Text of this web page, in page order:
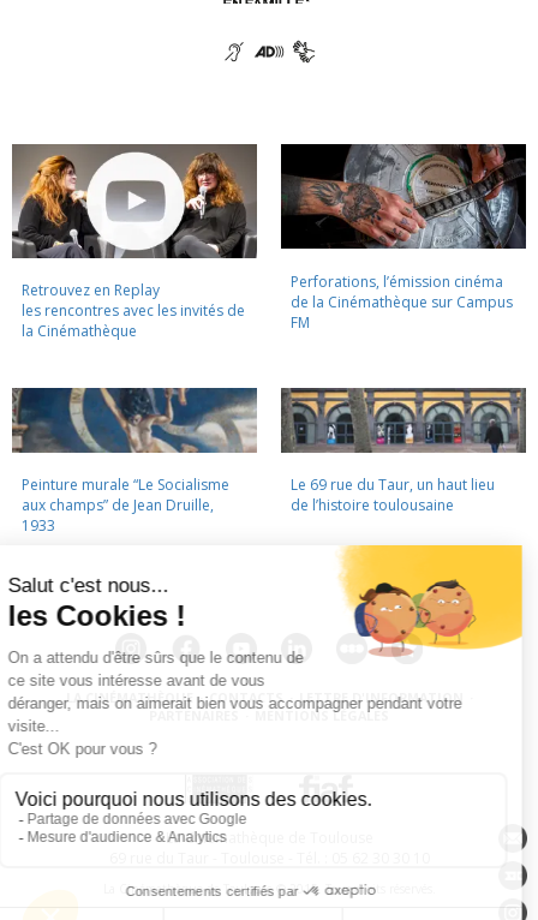
Retrouvez en Replay
les rencontres avec les invités de
la Cinémathèque
Perforations, l’émission cinéma
de la Cinémathèque sur Campus
FM
Peinture murale “Le Socialisme
aux champs” de Jean Druille,
1933
Le 69 rue du Taur, un haut lieu
de l’histoire toulousaine
LA CINÉMATHÈQUE · CONTACTS · LETTRE D'INFORMATION
PARTENAIRES · MENTIONS LÉGALES
La Cinémathèque de Toulouse
La Cinémathèque de Toulouse © 2015. Tous droits réservés.